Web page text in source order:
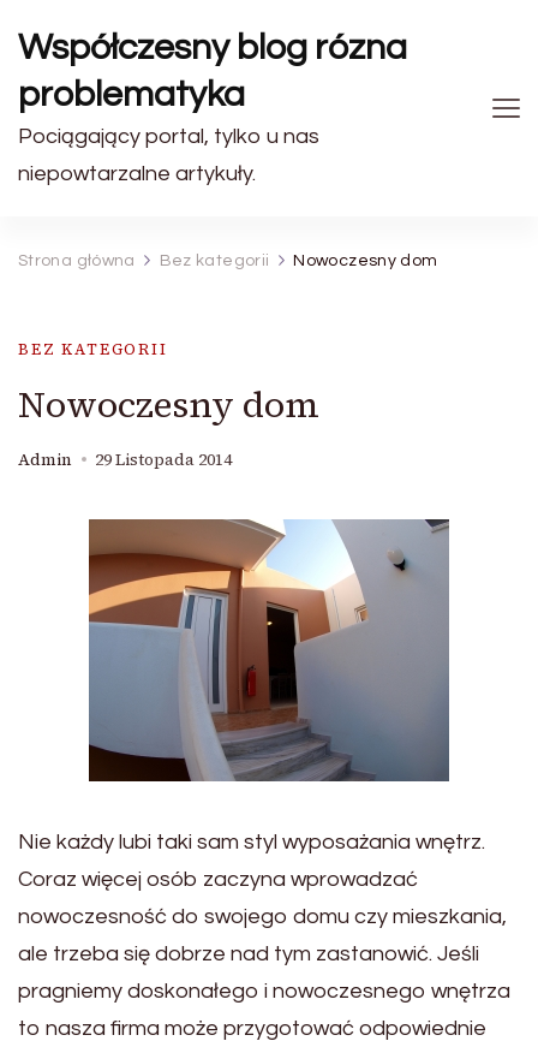
Współczesny blog rózna
problematyka
Pociągający portal, tylko u nas
niepowtarzalne artykuły.
Strona główna Bez kategorii Nowoczesny dom
BEZ KATEGORII
Nowoczesny dom
Admin 29 Listopada 2014
Nie każdy lubi taki sam styl wyposażania wnętrz.
Coraz więcej osób zaczyna wprowadzać
nowoczesność do swojego domu czy mieszkania,
ale trzeba się dobrze nad tym zastanowić. Jeśli
pragniemy doskonałego i nowoczesnego wnętrza
to nasza firma może przygotować odpowiednie